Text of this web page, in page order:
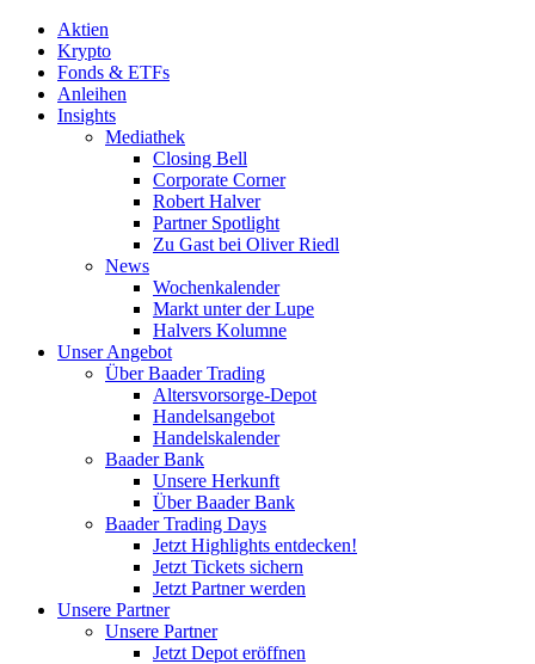
Aktien
Krypto
Fonds & ETFs
Anleihen
Insights
Mediathek
Closing Bell
Corporate Corner
Robert Halver
Partner Spotlight
Zu Gast bei Oliver Riedl
News
Wochenkalender
Markt unter der Lupe
Halvers Kolumne
Unser Angebot
Über Baader Trading
Altersvorsorge-Depot
Handelsangebot
Handelskalender
Baader Bank
Unsere Herkunft
Über Baader Bank
Baader Trading Days
Jetzt Highlights entdecken!
Jetzt Tickets sichern
Jetzt Partner werden
Unsere Partner
Unsere Partner
Jetzt Depot eröffnen